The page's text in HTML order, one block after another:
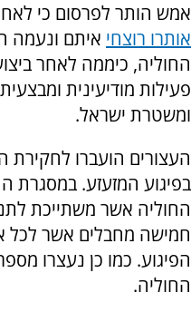
אמש הותר לפרסום כי
אותרו רוצחי איתם ונעמה
החוליה, כיממה לאחר
פעילות מודיעינית
ומשטרת ישראל.
העצורים הועברו לחקירת
בפיגוע המזעזע. במסגרת
החוליה אשר משתייכת
חמישה מחבלים אשר לכל
הפיגוע. כמו כן נעצרו
החוליה.